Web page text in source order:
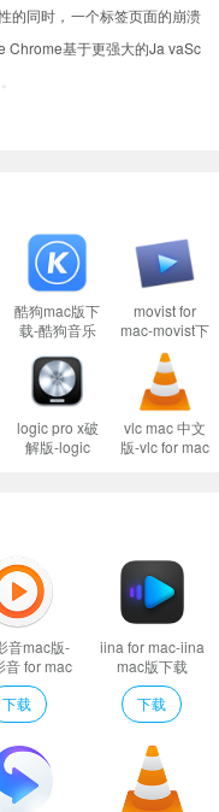
的同时，一个标签页面的崩溃
Chrome基于更强大的Ja vaSc
纸篓
含恶意软件
因为苹果进一步收缩了对未
命令行代码来绕过应用签名认
统完整性保护才可以了。
SIP系统完整性 Mac SIP怎么关
目的是大是小，是工作还是
让您在网络世界得心应手地
酷狗mac版下
载-酷狗音乐
v3.0.4.9
movist for
mac-movist下
载 v2.8.1官方
版
logic pro x破
解版-logic
vlc mac 中文
版-vlc for mac
音mac版-
音 for mac
v4.9.4
官方版
下载
iina for mac-iina
mac版下载
v1.3.1
下载